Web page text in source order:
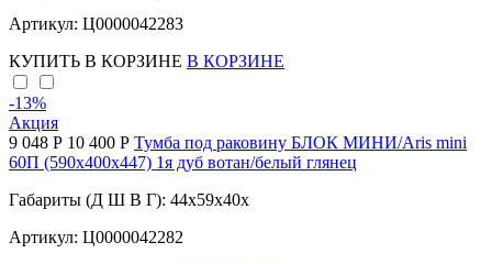
Артикул: Ц0000042283
КУПИТЬ В КОРЗИНЕ В КОРЗИНЕ
-13%
Акция
9 048 Р 10 400 Р Тумба под раковину БЛОК МИНИ/Aris mini
60П (590х400х447) 1я дуб вотан/белый глянец
Габариты (Д Ш В Г): 44x59x40x
Артикул: Ц0000042282